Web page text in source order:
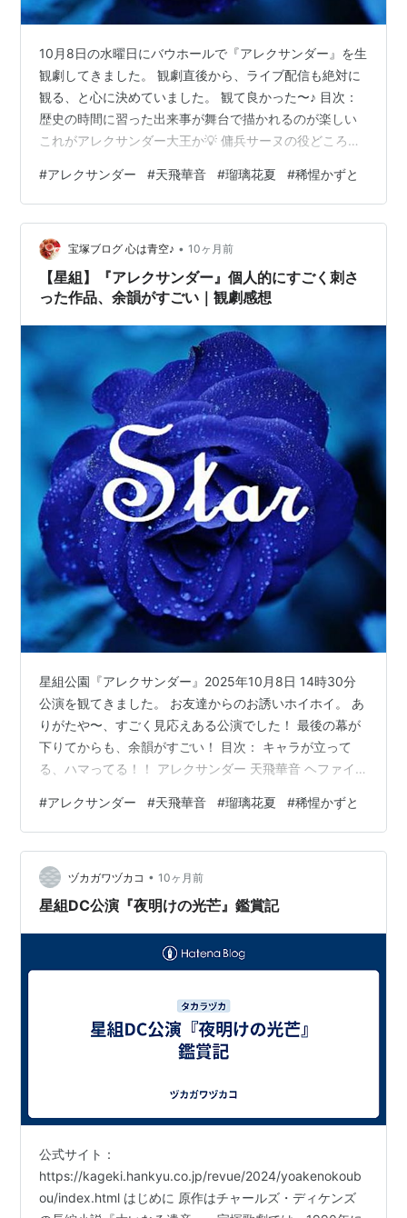
10月8日の水曜日にバウホールで『アレクサンダー』を生
観劇してきました。 観劇直後から、ライブ配信も絶対に
観る、と心に決めていました。 観て良かった〜♪ 目次：
歴史の時間に習った出来事が舞台で描かれるのが楽しい
これがアレクサンダー大王か💡 傭兵サーヌの役どころが
う程に魅入られた Brave Heartとフィナーレ 個人的に、
歴史ものが好きなんだな、と、この頃ようやく自覚がで
きました。 ⚠️ 以下、ネタバレあります、ご注意くださ
い。（自分用の記録も兼ねてます 歴史の時間に習った出
来事が舞台で描かれるのが楽しい 写真でしか、銅像でし
か観たこと…
#アレクサンダー #天飛華音 #瑠璃花夏 #稀惺かずと
宝塚ブログ 心は青空♪ • 10ヶ月前
【星組】『アレクサンダー』個人的にすごく刺さ
った作品、余韻がすごい｜観劇感想
星組公園『アレクサンダー』2025年10月8日 14時30分
公演を観てきました。 お友達からのお誘いホイホイ。 あ
りがたや〜、すごく見応えある公演でした！ 最後の幕が
下りてからも、余韻がすごい！ 目次： キャラが立って
る、ハマってる！！ アレクサンダー 天飛華音 ヘファイ
王・ひろ香祐とアッタロスの美稀千種 オリュンピアス
（澪乃桜季） アレクサンダーの親友たち＝ヘタイロイ が
可愛い クレオパトラ（美玲ひな） 侍女たちも可愛い そ
の他のお役 若手の顔が見える2幕のマケドニアの市場 フ
ィナーレのソルジャーダンスがツボ！ デュエットダンス
#アレクサンダー #天飛華音 #瑠璃花夏 #稀惺かずと
ヅカガワヅカコ • 10ヶ月前
星組DC公演『夜明けの光芒』鑑賞記
公式サイト：
https://kageki.hankyu.co.jp/revue/2024/yoakenokoub
ou/index.html はじめに 原作はチャールズ・ディケンズ